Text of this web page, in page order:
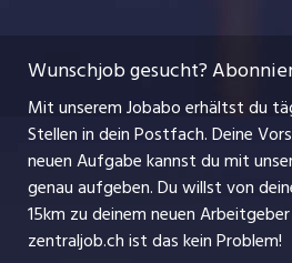
Freelance Jobs
Praktika
Lehrstellen
Ferienjobs
Nutzungsbedingungen
Impressum
jobbasel.ch
jobbern.ch
jobmittelland.ch
Wunschjob gesucht?
Mit unserem Jobabo erhältst du
Stellen in dein Postfach. Deine
neuen Aufgabe kannst du mit
genau aufgeben. Du willst von
15km zu deinem neuen
zentraljob.ch ist das kein Problem!